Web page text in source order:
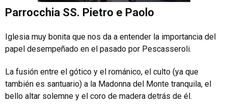
Parrocchia SS. Pietro e Paolo
Iglesia muy bonita que nos da a entender la importancia del
papel desempeñado en el pasado por Pescasseroli.
La fusión entre el gótico y el románico, el culto (ya que
también es santuario) a la Madonna del Monte tranquila, el
bello altar solemne y el coro de madera detrás de él.